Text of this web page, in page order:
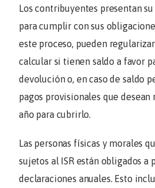
Los contribuyentes presentan
para cumplir con sus
este proceso, pueden
calcular si tienen saldo a favor
devolución o, en caso de saldo
pagos provisionales que
año para cubrirlo.
Las personas físicas y morales
sujetos al ISR están obligados a
declaraciones anuales. Esto